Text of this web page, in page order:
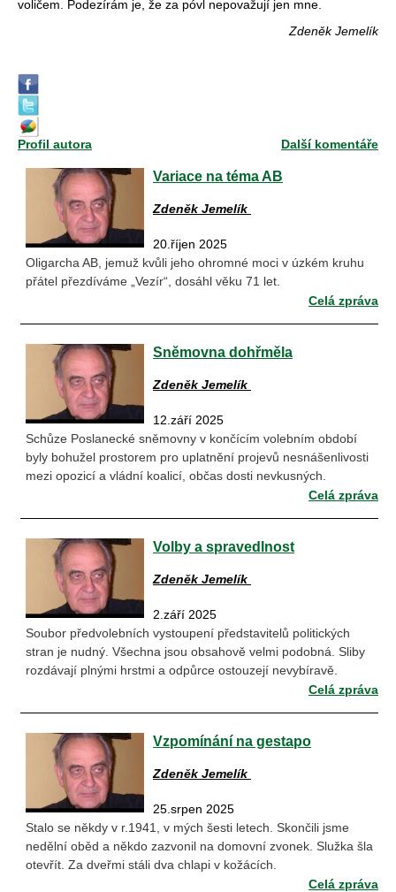
voličem. Podezírám je, že za póvl nepovažují jen mne.
Zdeněk Jemelík
Profil autora Další komentáře
Variace na téma AB
Zdeněk Jemelík
20.říjen 2025
Oligarcha AB, jemuž kvůli jeho ohromné moci v úzkém kruhu
přátel přezdíváme „Vezír“, dosáhl věku 71 let.
Celá zpráva
Sněmovna dohřměla
Zdeněk Jemelík
12.září 2025
Schůze Poslanecké sněmovny v končícím volebním období
byly bohužel prostorem pro uplatnění projevů nesnášenlivosti
mezi opozicí a vládní koalicí, občas dosti nevkusných.
Celá zpráva
Volby a spravedlnost
Zdeněk Jemelík
2.září 2025
Soubor předvolebních vystoupení představitelů politických
stran je nudný. Všechna jsou obsahově velmi podobná. Sliby
rozdávají plnými hrstmi a odpůrce ostouzejí nevybíravě.
Celá zpráva
Vzpomínání na gestapo
Zdeněk Jemelík
25.srpen 2025
Stalo se někdy v r.1941, v mých šesti letech. Skončili jsme
nedělní oběd a někdo zazvonil na domovní zvonek. Služka šla
otevřít. Za dveřmi stáli dva chlapi v kožácích.
Celá zpráva